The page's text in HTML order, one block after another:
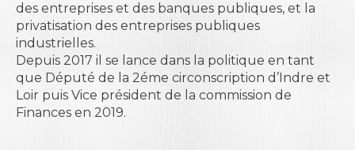
des entreprises et des banques publiques, et la
privatisation des entreprises publiques
industrielles.
Depuis 2017 il se lance dans la politique en tant
que Député de la 2éme circonscription d’Indre et
Loir puis Vice président de la commission de
Finances en 2019.